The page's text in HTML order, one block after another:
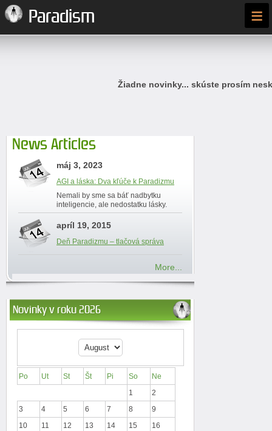
Paradism ≡
Žiadne novinky... skúste prosím
News Articles
máj 3, 2023
AGI a láska: Dva kľúče k Paradizmu
Nemali by sme sa báť nadbytku
inteligencie, ale nedostatku lásky.
apríl 19, 2015
Deň Paradizmu – tlačová správa
More...
Novinky v roku 2026
Po Ut St Št Pi So
Ne
1
2
3
4 5 6 7 8
9
10
11 12 13 14 15
16